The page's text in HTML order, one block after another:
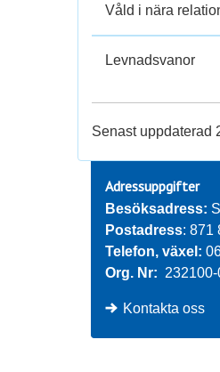
Våld i nära
Levnadsvanor
Senast uppdaterad
Adressuppgifter
Besöksadress:
Postadress: 871
Telefon, växel:
Org. Nr:
Kontakta oss